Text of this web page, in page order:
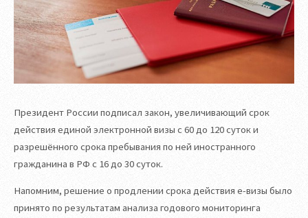
Президент России подписал закон, увеличивающий срок
действия единой электронной визы с 60 до 120 суток и
разрешённого срока пребывания по ней иностранного
гражданина в РФ с 16 до 30 суток.
Напомним, решение о продлении срока действия е-визы было
принято по результатам анализа годового мониторинга